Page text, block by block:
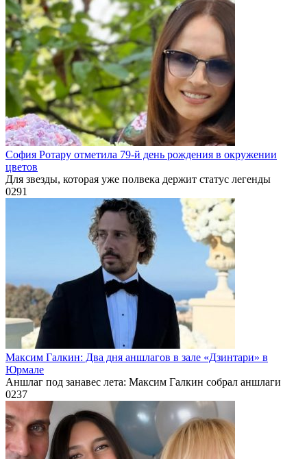
София Ротару отметила 79-й день рождения в окружении
цветов
Для звезды, которая уже полвека держит статус легенды
0291
Максим Галкин: Два дня аншлагов в зале «Дзинтари» в
Юрмале
Аншлаг под занавес лета: Максим Галкин собрал аншлаги
0237